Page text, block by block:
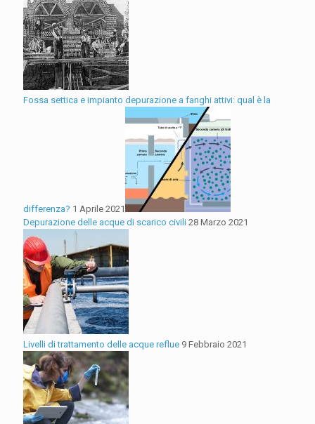
Fossa settica e impianto depurazione a fanghi attivi: qual è la
differenza? 1 Aprile 2021
Depurazione delle acque di scarico civili 28 Marzo 2021
Livelli di trattamento delle acque reflue 9 Febbraio 2021